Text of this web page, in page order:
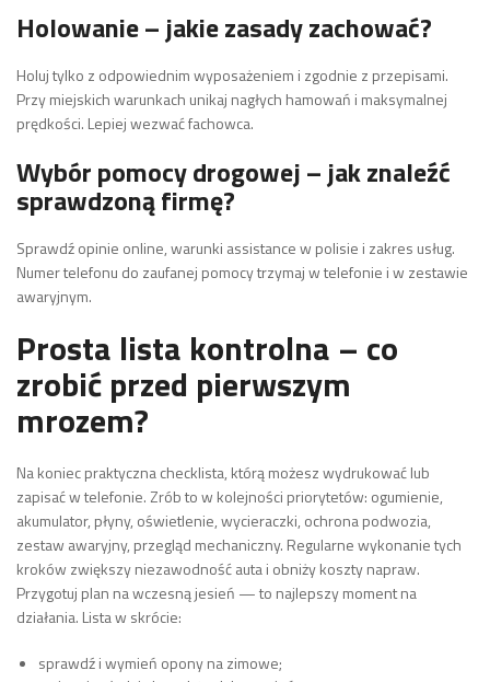
Holowanie – jakie zasady zachować?
Holuj tylko z odpowiednim wyposażeniem i zgodnie z przepisami.
Przy miejskich warunkach unikaj nagłych hamowań i maksymalnej
prędkości. Lepiej wezwać fachowca.
Wybór pomocy drogowej – jak znaleźć
sprawdzoną firmę?
Sprawdź opinie online, warunki assistance w polisie i zakres usług.
Numer telefonu do zaufanej pomocy trzymaj w telefonie i w zestawie
awaryjnym.
Prosta lista kontrolna – co
zrobić przed pierwszym
mrozem?
Na koniec praktyczna checklista, którą możesz wydrukować lub
zapisać w telefonie. Zrób to w kolejności priorytetów: ogumienie,
akumulator, płyny, oświetlenie, wycieraczki, ochrona podwozia,
zestaw awaryjny, przegląd mechaniczny. Regularne wykonanie tych
kroków zwiększy niezawodność auta i obniży koszty napraw.
Przygotuj plan na wczesną jesień — to najlepszy moment na
działania. Lista w skrócie:
sprawdź i wymień opony na zimowe;